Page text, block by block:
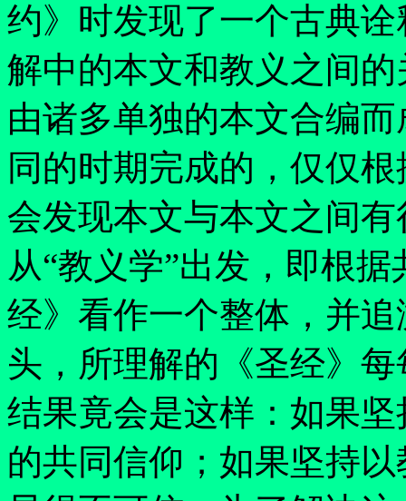
约》时发现了一个古典
解中的本文和教义之间
由诸多单独的本文合编
同的时期完成的，仅仅
会发现本文与本文之间
从“教义学”出发，即根据
经》看作一个整体，并
头，所理解的《圣经》
结果竟会是这样：如果
的共同信仰；如果坚持